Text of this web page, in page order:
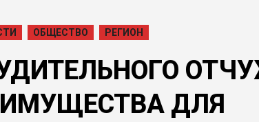
ОБЩЕСТВО РЕГИОН
ДЛЯ